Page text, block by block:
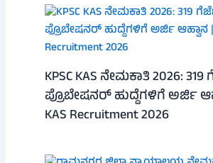
KPSC KAS ನೇಮಕಾತಿ 2026:
ಪ್ರೊಬೇಷನರ್ ಹುದ್ದೆಗಳಿಗೆ ಅರ್ಜಿ
KAS Recruitment 2026